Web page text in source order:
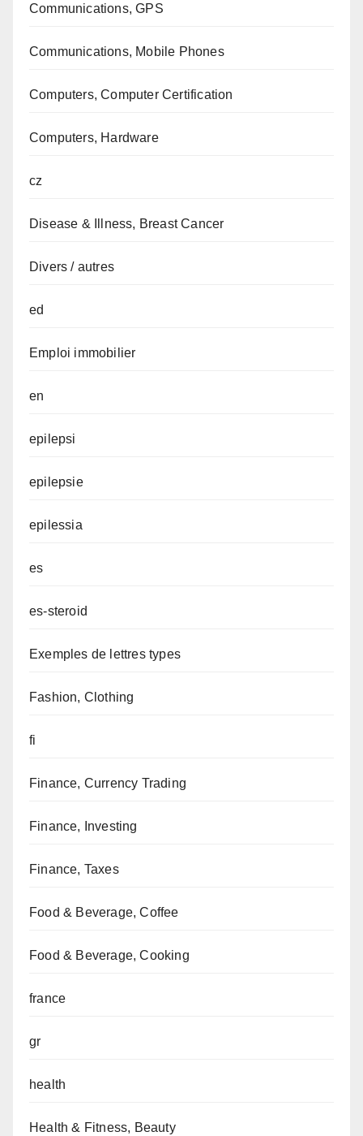
Communications, GPS
Communications, Mobile Phones
Computers, Computer Certification
Computers, Hardware
cz
Disease & Illness, Breast Cancer
Divers / autres
ed
Emploi immobilier
en
epilepsi
epilepsie
epilessia
es
es-steroid
Exemples de lettres types
Fashion, Clothing
fi
Finance, Currency Trading
Finance, Investing
Finance, Taxes
Food & Beverage, Coffee
Food & Beverage, Cooking
france
gr
health
Health & Fitness, Beauty